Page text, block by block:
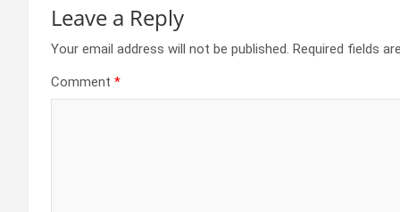
Leave a Reply
Your email address will not be published. Required fields
Comment *